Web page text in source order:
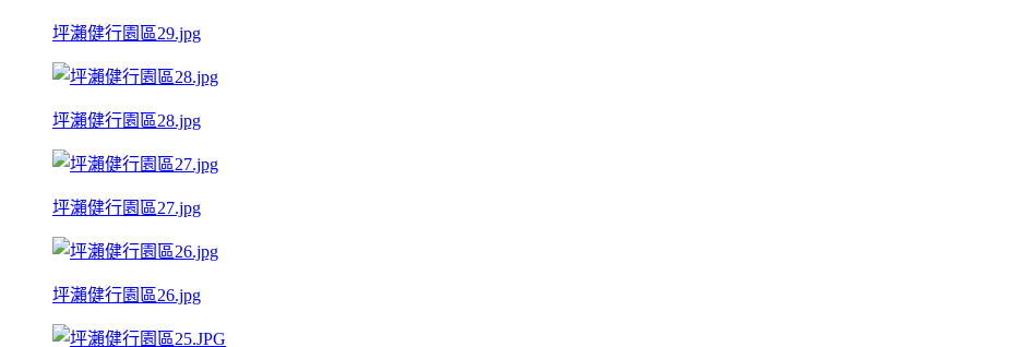
坪瀨健行園區29.jpg
坪瀨健行園區28.jpg
坪瀨健行園區27.jpg
坪瀨健行園區26.jpg